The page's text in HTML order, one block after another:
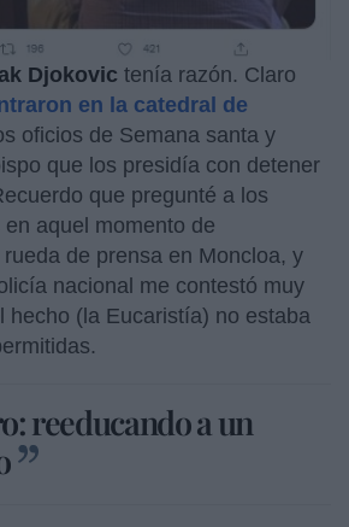
Djokovic tenía razón. Claro
en la catedral de
oficios de Semana santa y
que los presidía con detener
que pregunté a los
aquel momento de
de prensa en Moncloa, y
nacional me contestó muy
hecho (la Eucaristía) no estaba
reeducando a un